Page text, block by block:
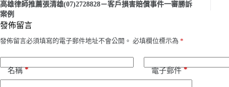
高雄律師推薦張清雄(07)2728828－客戶損害賠償事件一審勝訴
案例
發佈留言
發佈留言必須填寫的電子郵件地址不會公開。 必填欄位標示為 *
名稱* 電子郵件*